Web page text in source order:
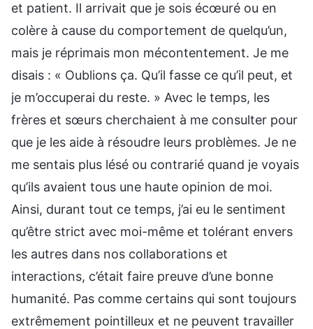
et patient. Il arrivait que je sois écœuré ou en
colère à cause du comportement de quelqu’un,
mais je réprimais mon mécontentement. Je me
disais : « Oublions ça. Qu’il fasse ce qu’il peut, et
je m’occuperai du reste. » Avec le temps, les
frères et sœurs cherchaient à me consulter pour
que je les aide à résoudre leurs problèmes. Je ne
me sentais plus lésé ou contrarié quand je voyais
qu’ils avaient tous une haute opinion de moi.
Ainsi, durant tout ce temps, j’ai eu le sentiment
qu’être strict avec moi-même et tolérant envers
les autres dans nos collaborations et
interactions, c’était faire preuve d’une bonne
humanité. Pas comme certains qui sont toujours
extrêmement pointilleux et ne peuvent travailler